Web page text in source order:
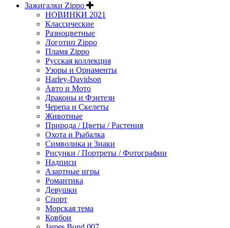
Зажигалки Zippo
НОВИНКИ 2021
Классические
Разноцветные
Логотип Zippo
Пламя Zippo
Русская коллекция
Узоры и Орнаменты
Harley-Davidson
Авто и Мото
Драконы и Фэнтези
Черепа и Скелеты
Животные
Природа / Цветы / Растения
Охота и Рыбалка
Символика и Знаки
Рисунки / Портреты / Фотографии
Надписи
Азартные игры
Романтика
Девушки
Спорт
Морская тема
Ковбои